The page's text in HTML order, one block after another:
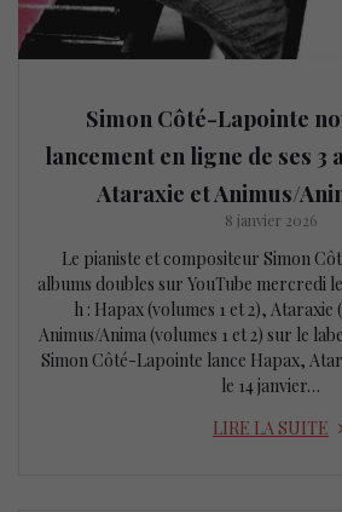
Simon Côté-Lapointe
lancement en ligne de ses 3
Ataraxie et Animus/
8 janvier 2026
Le pianiste et compositeur Simon
albums doubles sur YouTube mercredi le
h : Hapax (volumes 1 et 2), Ataraxie
Animus/Anima (volumes 1 et 2) sur le
Simon Côté-Lapointe lance Hapax,
le 14 janvier…
LIRE LA SUITE